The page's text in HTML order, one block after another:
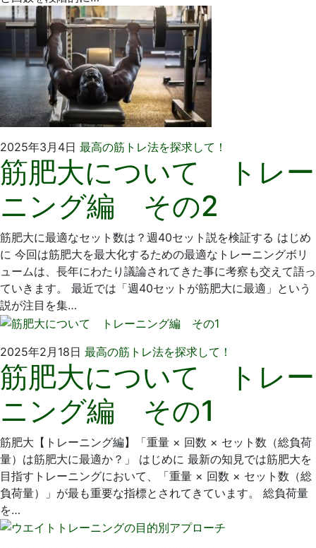
2025年3月4日 最高の筋トレ法を探求して！
日
院
筋肥大について トレー
ニング編 その2
筋肥大に最適なセット数は？週40セット説を検証する はじめ
に 今回は筋肥大を最大化するための最適なトレーニングボリ
ュームは、長年にわたり議論されてきた事に考察も交えて語っ
ていきます。 最近では「週40セットが筋肥大に最適」という
説が注目を集…
2025年2月18日 最高の筋トレ法を探求して！
年
そ
筋肥大について トレー
ニング編 その1
筋肥大【トレーニング編】「重量 × 回数 × セット数（総負荷
量）は筋肥大に最適か？」 はじめに 最新の知見では筋肥大を
目指すトレーニングにおいて、「重量 × 回数 × セット数（総
負荷量）」が最も重要な指標とされてきています。 総負荷量
を…